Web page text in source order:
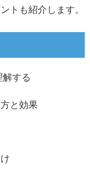
トも紹介します。
する
と効果